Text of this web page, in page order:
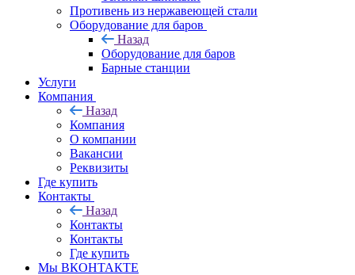
Противень из нержавеющей стали
Оборудование для баров
Назад
Оборудование для баров
Барные станции
Услуги
Компания
Назад
Компания
О компании
Вакансии
Реквизиты
Где купить
Контакты
Назад
Контакты
Контакты
Где купить
Мы ВКОНТАКТЕ